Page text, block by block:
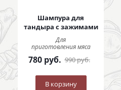
Шампура для
тандыра с зажимами
Для
приготовления мяса
780руб. 990руб.
В корзину